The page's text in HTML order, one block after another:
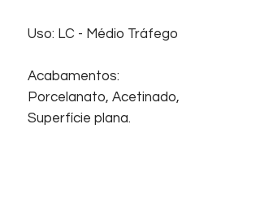
Uso: LC - Médio Tráfego
Acabamentos:
Porcelanato, Acetinado,
Superfície plana.